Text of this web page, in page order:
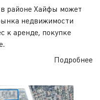
районе Хайфы может
недвижимости
к аренде, покупке
Подробнее